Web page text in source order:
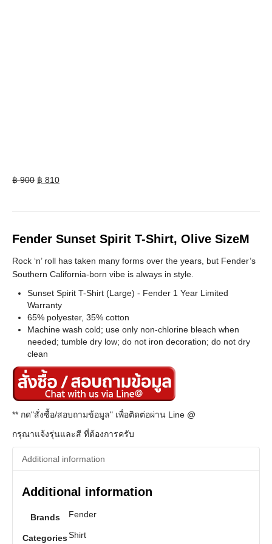
฿900 Original
฿ 810Current
Fender Sunset Spirit T-Shirt, Olive SizeM
Rock ‘n’ roll has taken many forms over the years, but Fender’s
Southern California-born vibe is always in style.
Sunset Spirit T-Shirt (Large) - Fender 1 Year Limited
Warranty
65% polyester, 35% cotton
Machine wash cold; use only non-chlorine bleach when
needed; tumble dry low; do not iron decoration; do not dry
clean
** กด"สั่งซื้อ/สอบถามข้อมูล" เพื่อติดต่อผ่าน Line @
กรุณาแจ้งรุ่นและสี ที่ต้องการครับ
Additional information
Additional information
Brands Fender
CategoriesShirt